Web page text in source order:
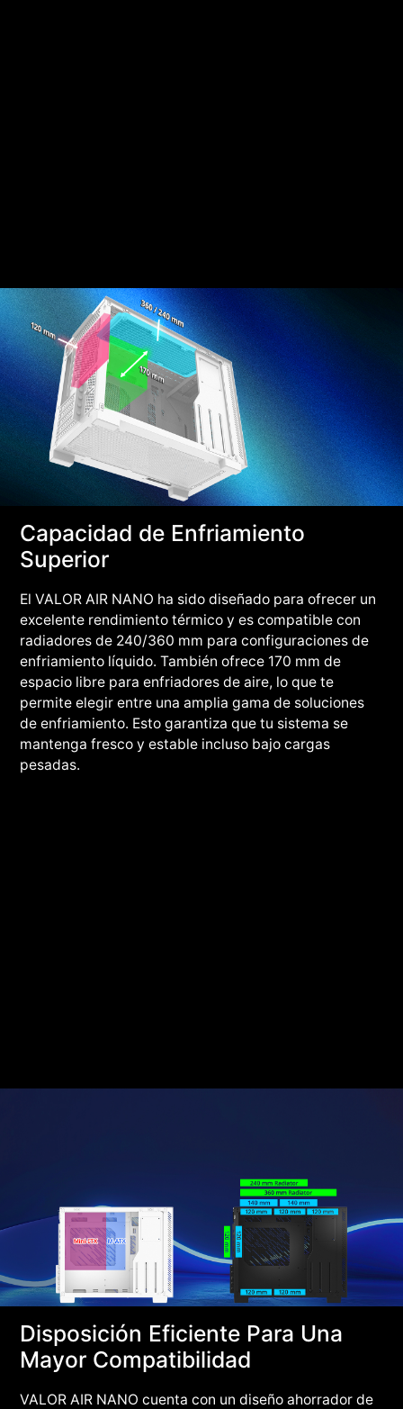
Capacidad de Enfriamiento
Superior
El VALOR AIR NANO ha sido diseñado para ofrecer un
excelente rendimiento térmico y es compatible con
radiadores de 240/360 mm para configuraciones de
enfriamiento líquido. También ofrece 170 mm de
espacio libre para enfriadores de aire, lo que te
permite elegir entre una amplia gama de soluciones
de enfriamiento. Esto garantiza que tu sistema se
mantenga fresco y estable incluso bajo cargas
pesadas.
Disposición Eficiente Para Una
Mayor Compatibilidad
VALOR AIR NANO cuenta con un diseño ahorrador de